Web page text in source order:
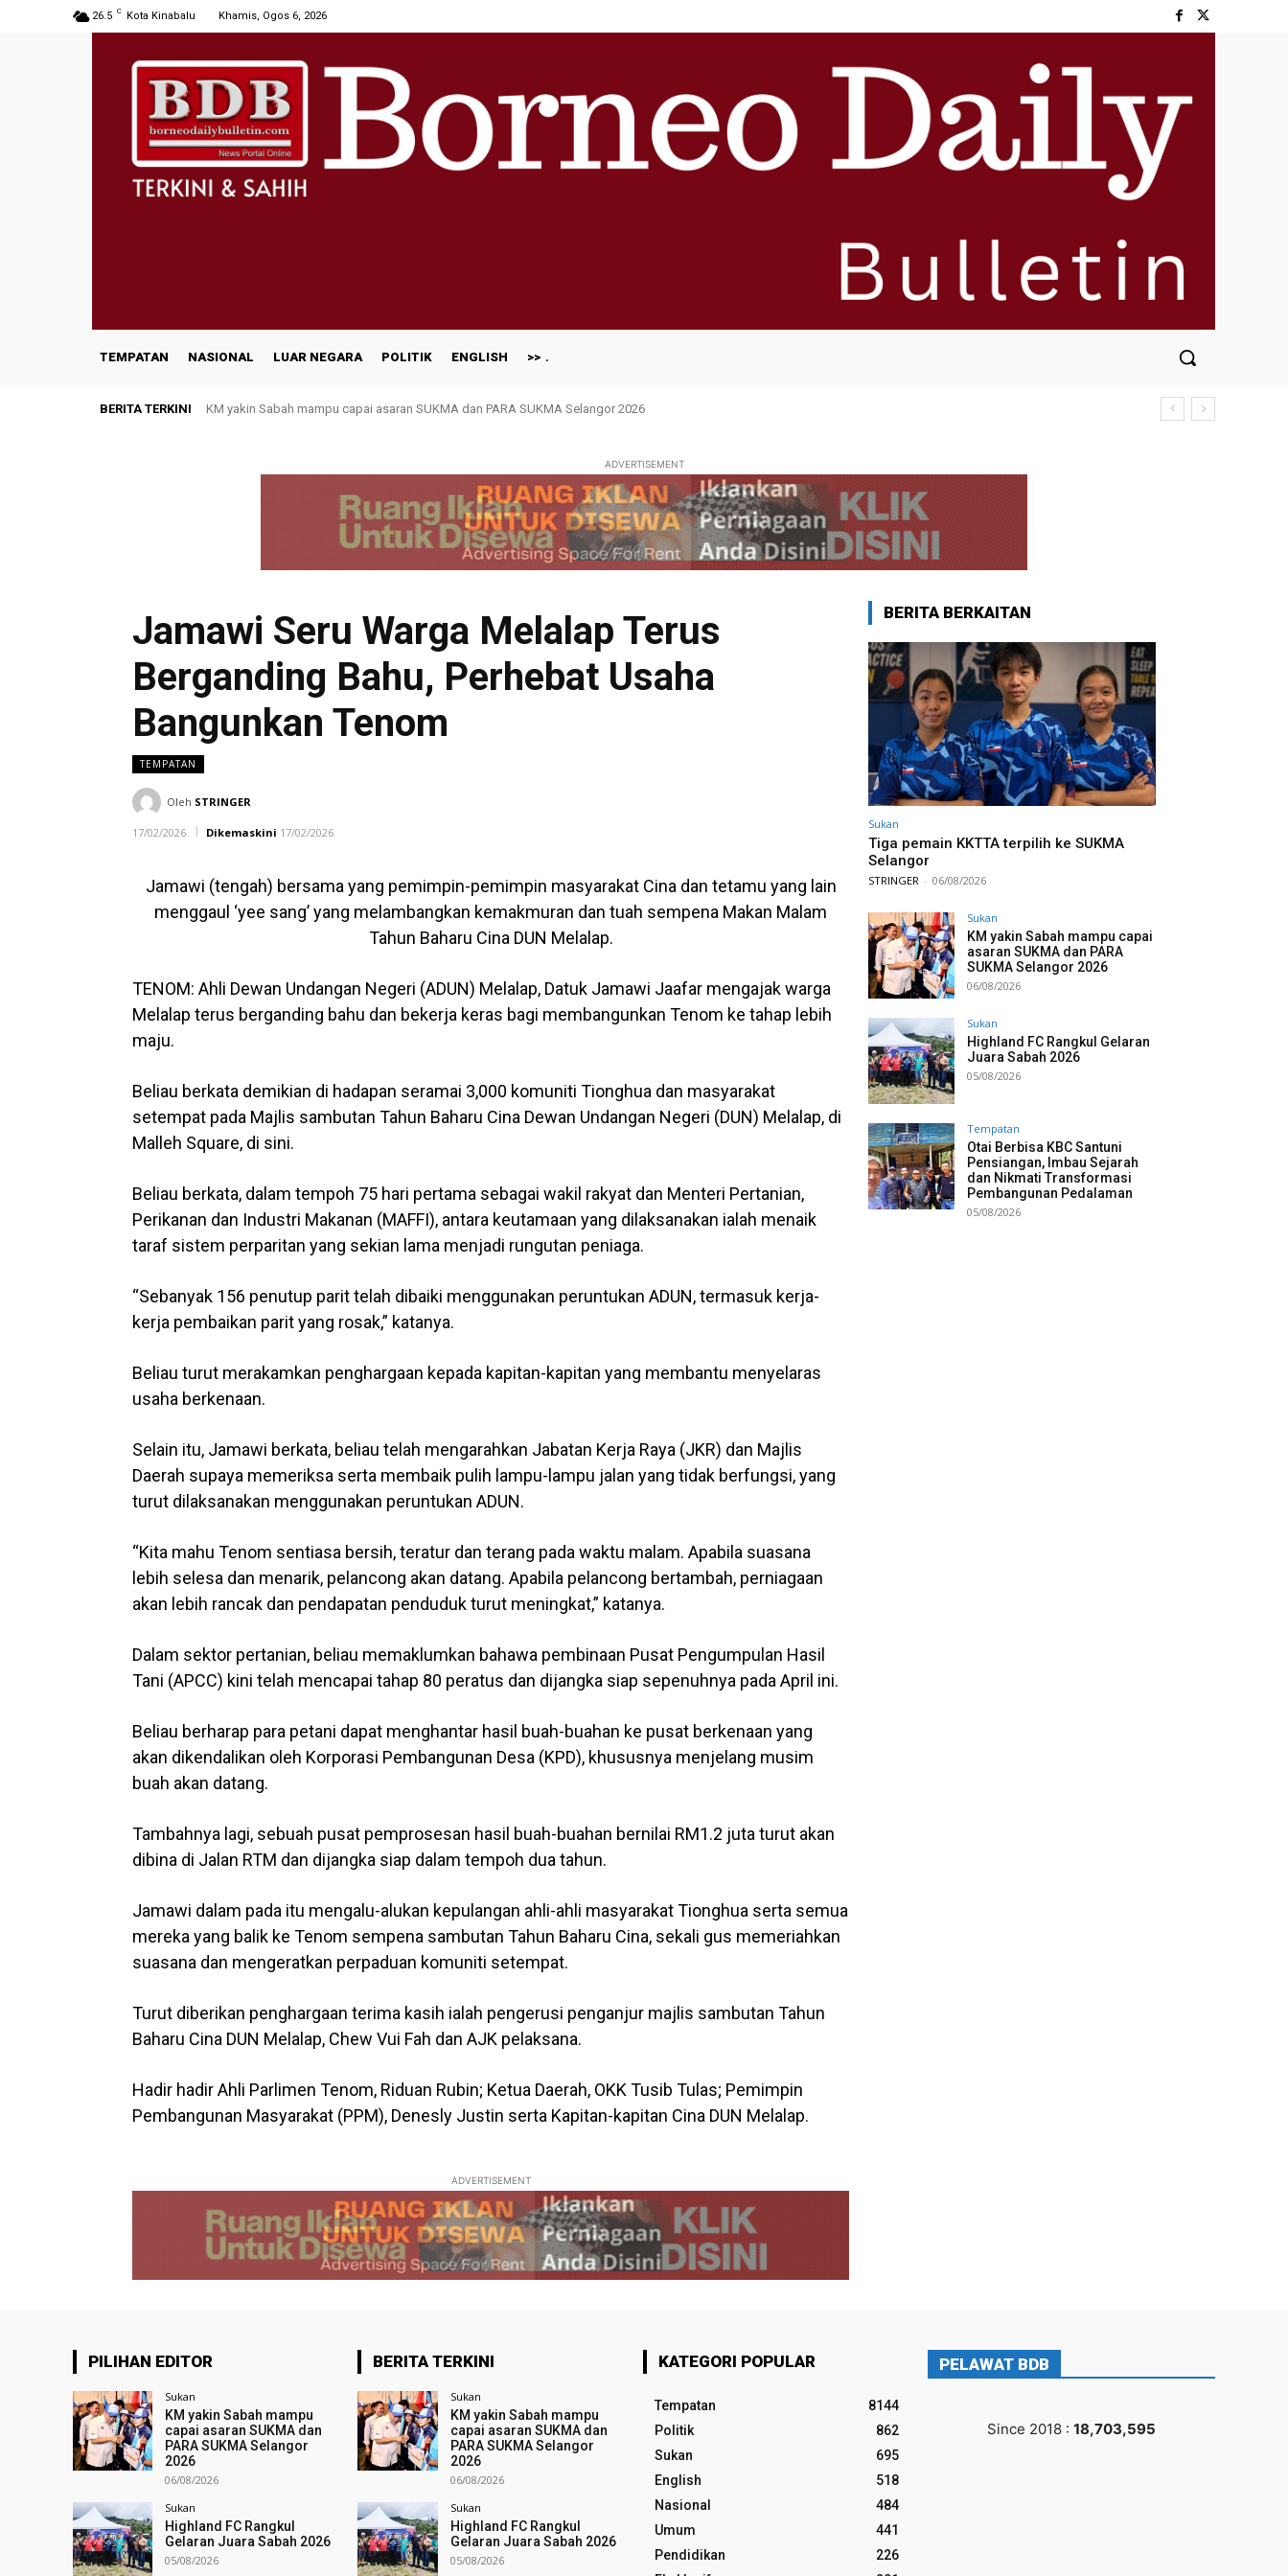
26.5 C Kota Kinabalu Khamis, Ogos 6, 2026
TEMPATAN NASIONAL LUAR NEGARA POLITIK ENGLISH >>
BERITA TERKINI KM yakin Sabah mampu capai asaran SUKMA dan PARA SUKMA Selangor 2026
ADVERTISEMENT
Jamawi Seru Warga Melalap Terus
Berganding Bahu, Perhebat Usaha
Bangunkan Tenom
TEMPATAN
Oleh STRINGER
17/02/2026 Dikemaskini 17/02/2026
Jamawi (tengah) bersama yang pemimpin-pemimpin masyarakat Cina dan tetamu yang lain
menggaul ‘yee sang’ yang melambangkan kemakmuran dan tuah sempena Makan Malam
Tahun Baharu Cina DUN Melalap.
TENOM: Ahli Dewan Undangan Negeri (ADUN) Melalap, Datuk Jamawi Jaafar mengajak warga
Melalap terus berganding bahu dan bekerja keras bagi membangunkan Tenom ke tahap lebih
maju.
Beliau berkata demikian di hadapan seramai 3,000 komuniti Tionghua dan masyarakat
setempat pada Majlis sambutan Tahun Baharu Cina Dewan Undangan Negeri (DUN) Melalap, di
Malleh Square, di sini.
Beliau berkata, dalam tempoh 75 hari pertama sebagai wakil rakyat dan Menteri Pertanian,
Perikanan dan Industri Makanan (MAFFI), antara keutamaan yang dilaksanakan ialah menaik
taraf sistem perparitan yang sekian lama menjadi rungutan peniaga.
“Sebanyak 156 penutup parit telah dibaiki menggunakan peruntukan ADUN, termasuk kerja-
kerja pembaikan parit yang rosak,” katanya.
Beliau turut merakamkan penghargaan kepada kapitan-kapitan yang membantu menyelaras
usaha berkenaan.
Selain itu, Jamawi berkata, beliau telah mengarahkan Jabatan Kerja Raya (JKR) dan Majlis
Daerah supaya memeriksa serta membaik pulih lampu-lampu jalan yang tidak berfungsi, yang
turut dilaksanakan menggunakan peruntukan ADUN.
“Kita mahu Tenom sentiasa bersih, teratur dan terang pada waktu malam. Apabila suasana
lebih selesa dan menarik, pelancong akan datang. Apabila pelancong bertambah, perniagaan
akan lebih rancak dan pendapatan penduduk turut meningkat,” katanya.
Dalam sektor pertanian, beliau memaklumkan bahawa pembinaan Pusat Pengumpulan Hasil
Tani (APCC) kini telah mencapai tahap 80 peratus dan dijangka siap sepenuhnya pada April ini.
Beliau berharap para petani dapat menghantar hasil buah-buahan ke pusat berkenaan yang
akan dikendalikan oleh Korporasi Pembangunan Desa (KPD), khususnya menjelang musim
buah akan datang.
Tambahnya lagi, sebuah pusat pemprosesan hasil buah-buahan bernilai RM1.2 juta turut akan
dibina di Jalan RTM dan dijangka siap dalam tempoh dua tahun.
Jamawi dalam pada itu mengalu-alukan kepulangan ahli-ahli masyarakat Tionghua serta semua
mereka yang balik ke Tenom sempena sambutan Tahun Baharu Cina, sekali gus memeriahkan
suasana dan mengeratkan perpaduan komuniti setempat.
Turut diberikan penghargaan terima kasih ialah pengerusi penganjur majlis sambutan Tahun
Baharu Cina DUN Melalap, Chew Vui Fah dan AJK pelaksana.
Hadir hadir Ahli Parlimen Tenom, Riduan Rubin; Ketua Daerah, OKK Tusib Tulas; Pemimpin
Pembangunan Masyarakat (PPM), Denesly Justin serta Kapitan-kapitan Cina DUN Melalap.
ADVERTISEMENT
BERITA BERKAITAN
Sukan
Tiga pemain KKTTA terpilih ke SUKMA
Selangor
STRINGER - 06/08/2026
Sukan
KM yakin Sabah mampu capai
asaran SUKMA dan PARA
SUKMA Selangor 2026
06/08/2026
Sukan
Highland FC Rangkul Gelaran
Juara Sabah 2026
05/08/2026
Tempatan
Otai Berbisa KBC Santuni
Pensiangan, Imbau Sejarah
dan Nikmati Transformasi
Pembangunan Pedalaman
05/08/2026
PILIHAN EDITOR
Sukan
KM yakin Sabah mampu
capai asaran SUKMA dan
PARA SUKMA Selangor
2026
06/08/2026
Sukan
Highland FC Rangkul
Gelaran Juara Sabah 2026
05/08/2026
BERITA TERKINI
Sukan
KM yakin Sabah mampu
capai asaran SUKMA dan
PARA SUKMA Selangor
2026
06/08/2026
Sukan
Highland FC Rangkul
Gelaran Juara Sabah 2026
05/08/2026
KATEGORI POPULAR
Tempatan
8144
Politik
862
Sukan
695
English
518
Nasional
484
Umum
441
Pendidikan
226
PELAWAT BDB
Since 2018 : 18,703,595